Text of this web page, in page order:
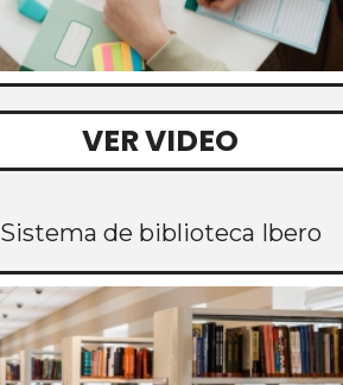
VER VIDEO
Sistema de biblioteca Ibero